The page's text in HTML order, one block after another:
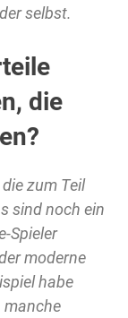
selbst.
die
zum Teil
sind noch ein
Spieler
moderne
habe
manche